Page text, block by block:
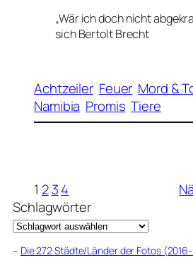
„Wär ich doch nicht
sich Bertolt Brecht
Achtzeiler Feuer Mord &
Namibia Promis Tiere
1 2 34
Schlagwörter
– Die 272 Städte/Länder der Fotos